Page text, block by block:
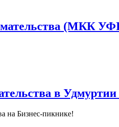
(МКК
в
на Бизнес-пикнике!